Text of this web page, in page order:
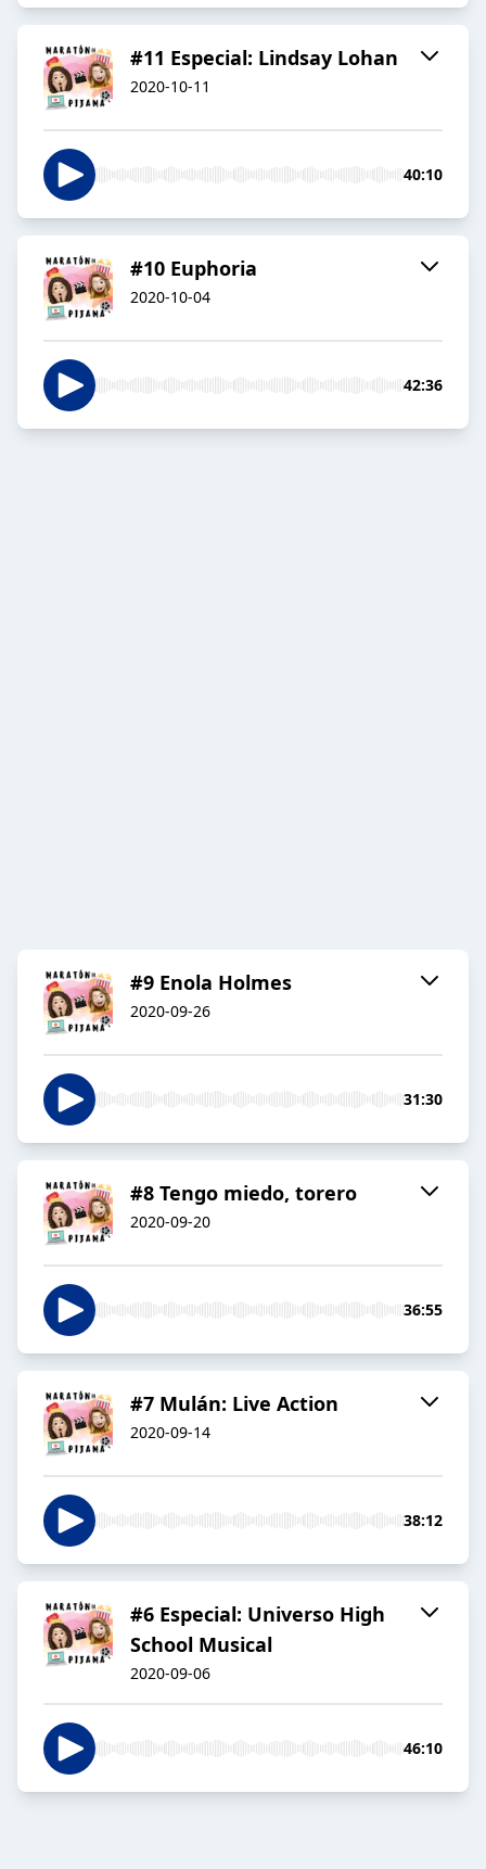
#11 Especial: Lindsay Lohan
2020-10-11
40:10
#10 Euphoria
2020-10-04
42:36
#9 Enola Holmes
2020-09-26
31:30
#8 Tengo miedo, torero
2020-09-20
36:55
#7 Mulán: Live Action
2020-09-14
38:12
#6 Especial: Universo High
School Musical
2020-09-06
46:10